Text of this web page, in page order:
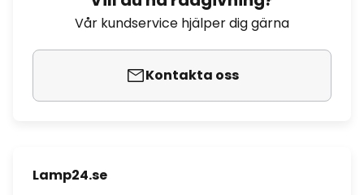
Vår kundservice hjälper dig gärna
Kontakta oss
Lamp24.se